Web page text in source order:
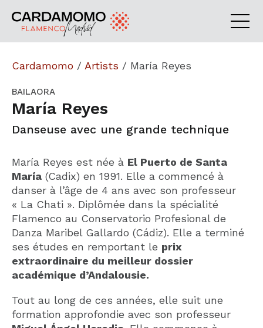
Cardamomo / Artists / María Reyes
BAILAORA
María Reyes
Danseuse avec une grande technique
María Reyes est née à El Puerto de Santa
María (Cadix) en 1991. Elle a commencé à
danser à l’âge de 4 ans avec son professeur
« La Chati ». Diplômée dans la spécialité
Flamenco au Conservatorio Profesional de
Danza Maribel Gallardo (Cádiz). Elle a terminé
ses études en remportant le prix
extraordinaire du meilleur dossier
académique d’Andalousie.
Tout au long de ces années, elle suit une
formation approfondie avec son professeur